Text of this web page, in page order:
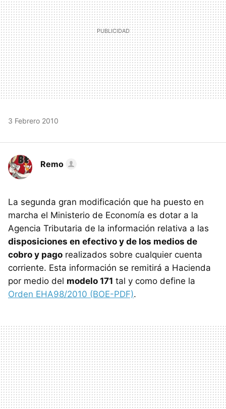
3 Febrero 2010
Remo
La segunda gran modificación que ha puesto en
marcha el Ministerio de Economía es dotar a la
Agencia Tributaria de la información relativa a las
disposiciones en efectivo y de los medios de
cobro y pago realizados sobre cualquier cuenta
corriente. Esta información se remitirá a Hacienda
por medio del modelo 171 tal y como define la
Orden EHA98/2010 (BOE-PDF).